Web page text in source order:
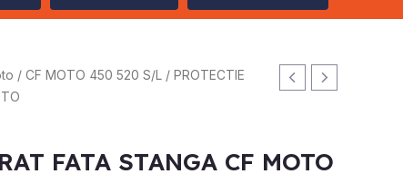
/ CF MOTO 450 520 S/L / PROTECTIE
FATA STANGA CF MOTO